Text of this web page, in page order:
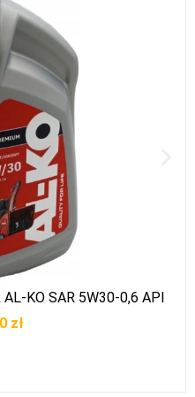
KO SAR 5W30-0,6 API
zł